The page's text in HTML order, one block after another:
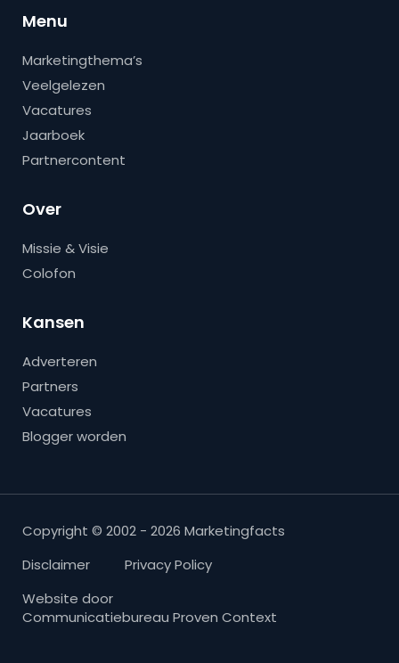
Menu
Marketingthema’s
Veelgelezen
Vacatures
Jaarboek
Partnercontent
Over
Missie & Visie
Colofon
Kansen
Adverteren
Partners
Vacatures
Blogger worden
Copyright © 2002 - 2026 Marketingfacts
Disclaimer
Privacy Policy
Website door
Communicatiebureau Proven Context